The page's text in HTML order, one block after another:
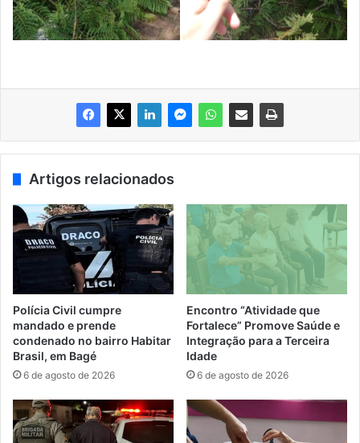
Artigos relacionados
Polícia Civil cumpre
mandado e prende
condenado no bairro Habitar
Brasil, em Bagé
6 de agosto de 2026
Encontro “Atividade que
Fortalece” Promove Saúde e
Integração para a Terceira
Idade
6 de agosto de 2026